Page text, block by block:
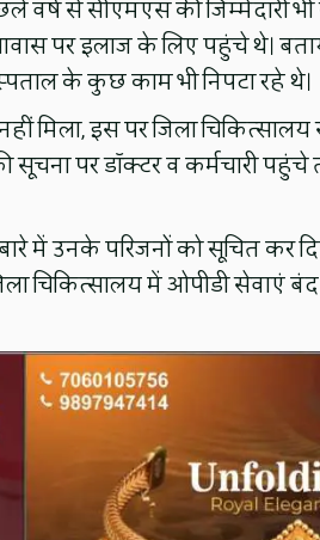
वर्ष से सीएमएस की जिम्मेदारी
पर इलाज के लिए पहुंचे थे।
के कुछ काम भी निपटा रहे थे।
मिला, इस पर जिला
सूचना पर डॉक्टर व कर्मचारी
में उनके परिजनों को सूचित कर
चिकित्सालय में ओपीडी सेवाएं